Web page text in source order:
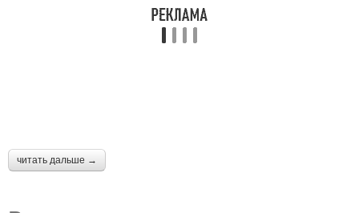
читать дальше →